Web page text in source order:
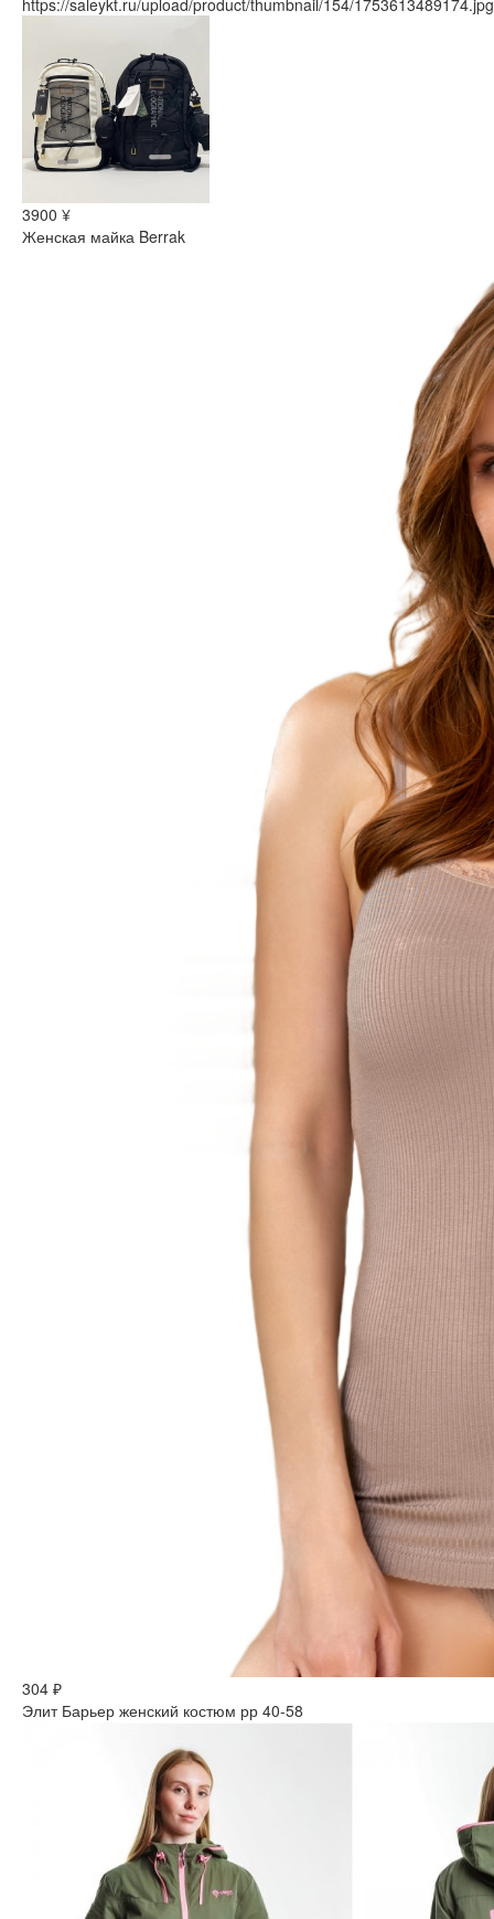
https://saleykt.ru/upload/product/thumbnail/154/1753613489174.jpg
3900 ¥
Женская майка Berrak
304 ₽
Элит Барьер женский костюм рр 40-58